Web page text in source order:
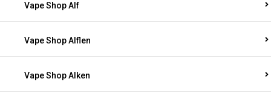
Vape Shop Alf
Vape Shop Alflen
Vape Shop Alken